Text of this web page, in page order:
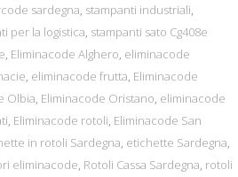
sardegna, stampanti industriali,
per la logistica, stampanti sato Cg408e
, Eliminacode Alghero, eliminacode
, eliminacode frutta, Eliminacode
Olbia, Eliminacode Oristano, eliminacode
, Eliminacode rotoli, Eliminacode San
in rotoli Sardegna, etichette Sardegna,
eliminacode, Rotoli Cassa Sardegna, rotoli